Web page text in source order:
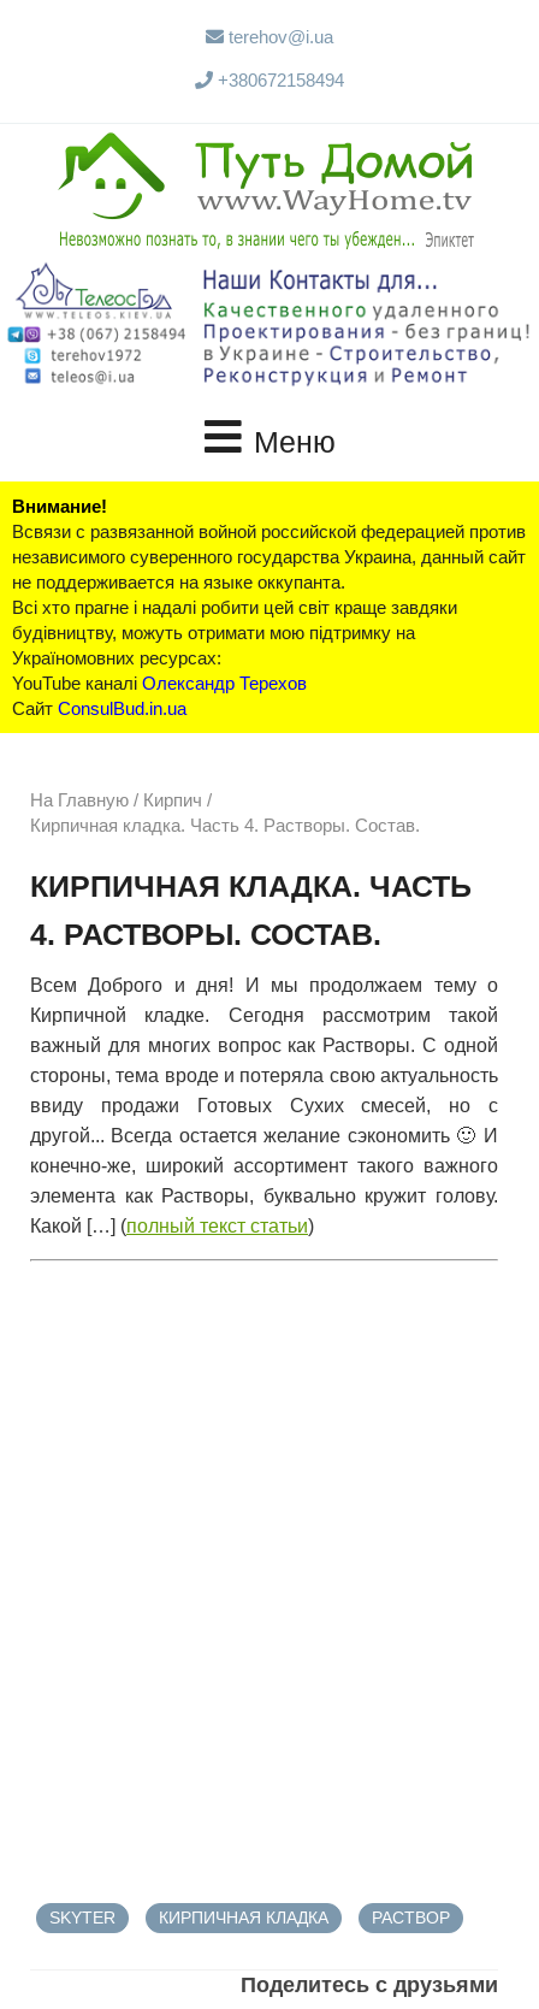
terehov@i.ua
+380672158494
Меню
Внимание!
Всвязи с развязанной войной российской федерацией против
независимого суверенного государства Украина, данный сайт
не поддерживается на языке оккупанта.
Всі хто прагне і надалі робити цей світ краще завдяки
будівництву, можуть отримати мою підтримку на
Україномовних ресурсах:
YouTube каналі Олександр Терехов
Сайт ConsulBud.in.ua
На Главную / Кирпич /
Кирпичная кладка. Часть 4. Растворы. Состав.
КИРПИЧНАЯ КЛАДКА. ЧАСТЬ
4. РАСТВОРЫ. СОСТАВ.
Всем Доброго и дня! И мы продолжаем тему о
Кирпичной кладке. Сегодня рассмотрим такой
важный для многих вопрос как Растворы. С одной
стороны, тема вроде и потеряла свою актуальность
ввиду продажи Готовых Сухих смесей, но с
другой... Всегда остается желание сэкономить 🙂 И
конечно-же, широкий ассортимент такого важного
элемента как Растворы, буквально кружит голову.
Какой […] (полный текст статьи)
SKYTER КИРПИЧНАЯ КЛАДКА РАСТВОР
Поделитесь с друзьями